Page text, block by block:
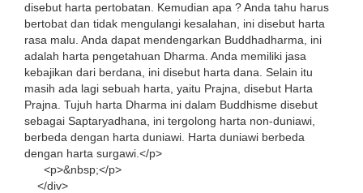
disebut harta pertobatan. Kemudian apa ? Anda tahu harus
bertobat dan tidak mengulangi kesalahan, ini disebut harta
rasa malu. Anda dapat mendengarkan Buddhadharma, ini
adalah harta pengetahuan Dharma. Anda memiliki jasa
kebajikan dari berdana, ini disebut harta dana. Selain itu
masih ada lagi sebuah harta, yaitu Prajna, disebut Harta
Prajna. Tujuh harta Dharma ini dalam Buddhisme disebut
sebagai Saptaryadhana, ini tergolong harta non-duniawi,
berbeda dengan harta duniawi. Harta duniawi berbeda
dengan harta surgawi.</p>
<p>&nbsp;</p>
</div>